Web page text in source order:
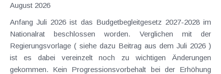
August 2026
Anfang Juli 2026 ist das Budgetbegleitgesetz 2027-2028 im
Nationalrat beschlossen worden. Verglichen mit der
Regierungsvorlage ( siehe dazu Beitrag aus dem Juli 2026 )
ist es dabei vereinzelt noch zu wichtigen Änderungen
gekommen. Kein Progressionsvorbehalt bei der Erhöhung